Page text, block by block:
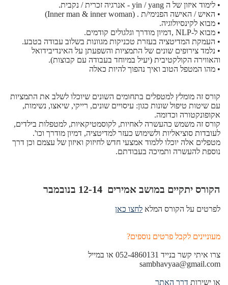
• לימוד איזון של ה yin / yang - אנרגיה זכרית / נקבית.
• האיש / האישה הפנימי/ת . (Inner man & inner woman)
• מבוא לקינסיולוגיה.
• מבוא ל-NLP ,דמיון מודרך וגלגולים קודמים.
• העמקת המדיטציה בעזרת טכניקות מגוונות בשלוב עבודה בטבע.
• נלמד צירופים שונים של התמציות והשפעתן על האינדיבידואל
והאווירה הקולקטיבית (יעיל במיוחד בעבודה עם קבוצות).
• מהו המטפל הטוב ואיך נהפוך להיות כאלה
קורס זה מומלץ למטפלים בתחומים השונים שיוכלו לשלב את התמציות
עם שיטות טיפול שונות כגון: עיסויים שונים, רייקי, שיאצו, נשימות,
אקופונקטורה וכדומה.
קורס זה משמש כהעשרה לאחיות, לקוסמטיקאיות, למטפלות בילדים,
לעובדות סוציאליות ולשימוש כעזר למדיטציה, דמיון מודרך וכו'.
מטפלים אלה יוכלו ללמוד אמצעי חדש לחיזוק ואיזון של עצמם וכן דרך
נוספת להעשרה ותמיכה בעבודתם.
הקורס יתקיים במושב אמירים
לפרטים על הקורס המלא לחצו כאן
מעוניינים לקבל פרטים נוספים?
צרו איתי קשר בנייד 052-4860131 או במייל
sambhavyaa@gmail.com
או ישירות דרך האתר